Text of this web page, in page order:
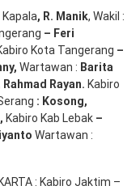
Kapala, R. Manik, Wakil :
– Feri
Kota Tangerang –
, Wartawan : Barita
Rahmad Rayan. Kabiro
: Kosong,
, Kabiro Kab Lebak –
Wartawan :
: Kabiro Jaktim –